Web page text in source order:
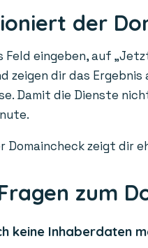
der
Feld eingeben, auf
zeigen dir das
Damit die Dienste
Domaincheck zeigt dir
zum
keine Inhaberdaten